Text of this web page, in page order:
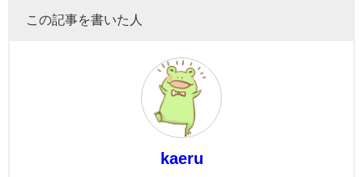
この記事を書いた人
kaeru